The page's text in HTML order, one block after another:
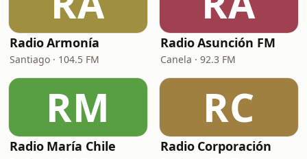
Radio Armonía
Santiago · 104.5 FM
Radio Asunción FM
Canela · 92.3 FM
RM
Radio María Chile
RC
Radio Corporación